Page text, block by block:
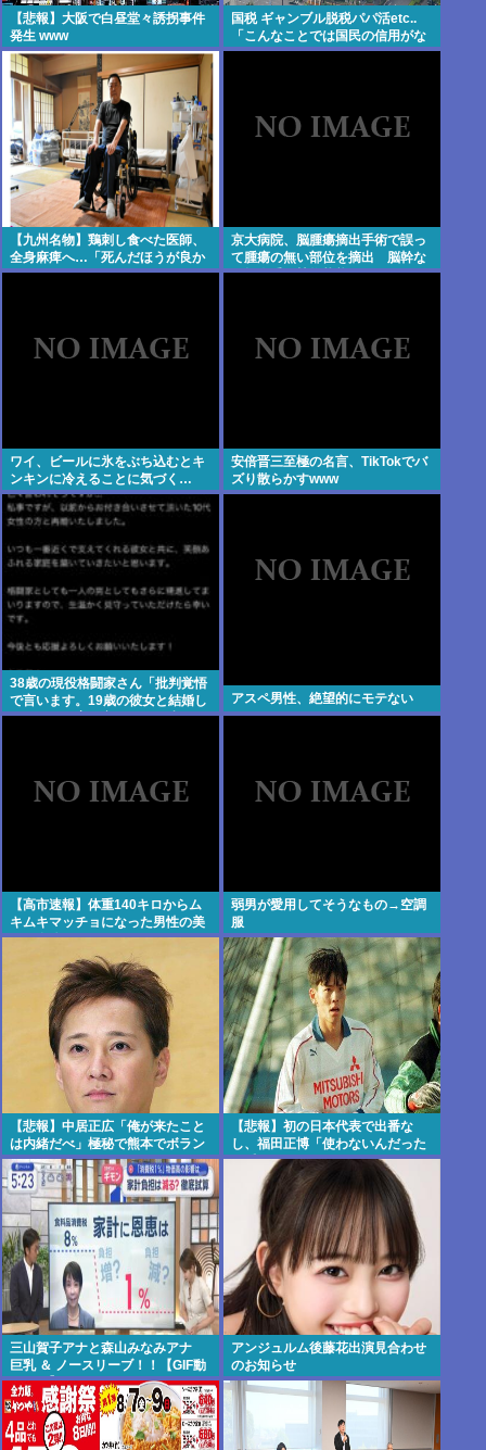
【悲報】大阪で白昼堂々誘拐事件
発生 www
国税 ギャンブル脱税パパ活etc..
「こんなことでは国民の信用がな
くなってしまう」
【九州名物】鶏刺し食べた医師、
全身麻痺へ…「死んだほうが良か
った」
京大病院、脳腫瘍摘出手術で誤っ
て腫瘍の無い部位を摘出 脳幹な
ど損傷受け植物状態に
ワイ、ビールに氷をぶち込むとキ
ンキンに冷えることに気づく…
安倍晋三至極の名言、TikTokでバ
ズり散らかすwww
38歳の現役格闘家さん「批判覚悟
で言います。19歳の彼女と結婚し
ました」→案の定オバサン達に見
アスペ男性、絶望的にモテない
【高市速報】体重140キロからム
キムキマッチョになった男性の美
しい身体がコチラ！！！
弱男が愛用してそうなもの→空調
服
【悲報】中居正広「俺が来たこと
は内緒だべ」極秘で熊本でボラン
ティアをしていた
【悲報】初の日本代表で出番な
し、福田正博「使わないんだった
ら呼ぶな！」
三山賀子アナと森山みなみアナ
巨乳 ＆ ノースリーブ！！【GIF動
画あり】
アンジュルム後藤花出演見合わせ
のお知らせ